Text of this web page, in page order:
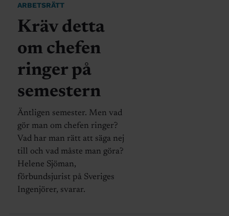
ARBETSRÄTT
Kräv detta
om chefen
ringer på
semestern
Äntligen semester. Men vad
gör man om chefen ringer?
Vad har man rätt att säga nej
till och vad måste man göra?
Helene Sjöman,
förbundsjurist på Sveriges
Ingenjörer, svarar.